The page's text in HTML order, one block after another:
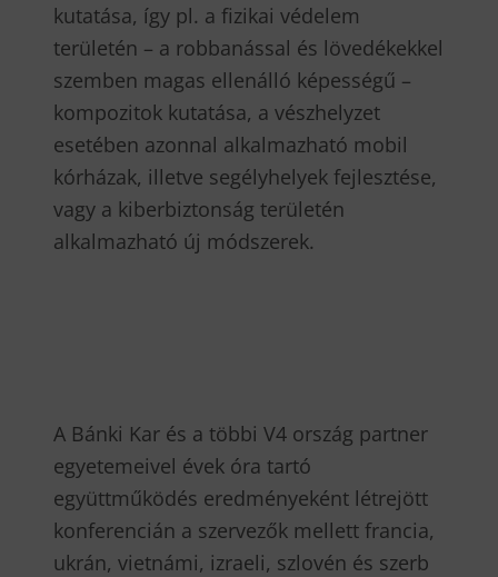
kutatása, így pl. a fizikai védelem
területén – a robbanással és lövedékekkel
szemben magas ellenálló képességű –
kompozitok kutatása, a vészhelyzet
esetében azonnal alkalmazható mobil
kórházak, illetve segélyhelyek fejlesztése,
vagy a kiberbiztonság területén
alkalmazható új módszerek.
A Bánki Kar és a többi V4 ország partner
egyetemeivel évek óra tartó
együttműködés eredményeként létrejött
konferencián a szervezők mellett francia,
ukrán, vietnámi, izraeli, szlovén és szerb